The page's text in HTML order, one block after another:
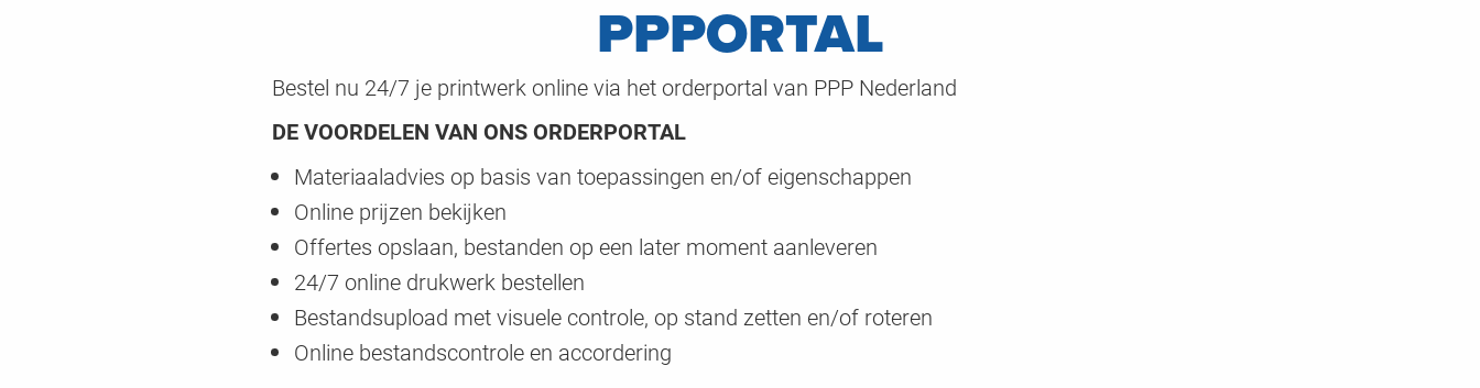
PPPORTAL
Bestel nu 24/7 je printwerk online via het orderportal van PPP Nederland
DE VOORDELEN VAN ONS ORDERPORTAL
Materiaaladvies op basis van toepassingen en/of eigenschappen
Online prijzen bekijken
Offertes opslaan, bestanden op een later moment aanleveren
24/7 online drukwerk bestellen
Bestandsupload met visuele controle, op stand zetten en/of roteren
Online bestandscontrole en accordering